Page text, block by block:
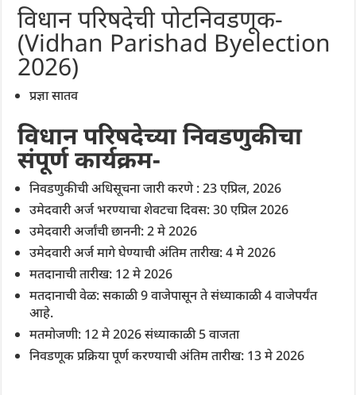
विधान परिषदेची पोटनिवडणूक-
(Vidhan Parishad Byelection
2026)
प्रज्ञा सातव
विधान परिषदेच्या निवडणुकीचा
संपूर्ण कार्यक्रम-
निवडणुकीची अधिसूचना जारी करणे : 23 एप्रिल, 2026
उमेदवारी अर्ज भरण्याचा शेवटचा दिवस: 30 एप्रिल 2026
उमेदवारी अर्जांची छाननी: 2 मे 2026
उमेदवारी अर्ज मागे घेण्याची अंतिम तारीख: 4 मे 2026
मतदानाची तारीख: 12 मे 2026
मतदानाची वेळ: सकाळी 9 वाजेपासून ते संध्याकाळी 4 वाजेपर्यंत
आहे.
मतमोजणी: 12 मे 2026 संध्याकाळी 5 वाजता
निवडणूक प्रक्रिया पूर्ण करण्याची अंतिम तारीख: 13 मे 2026